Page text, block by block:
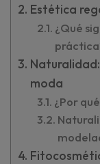
Estética
¿Qué
moda
¿Por